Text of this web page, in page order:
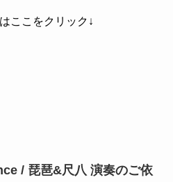
ここをクリック↓
/ 琵琶&尺八 演奏のご依